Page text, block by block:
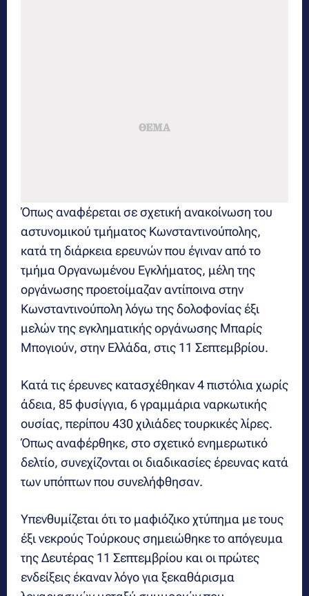
Όπως αναφέρεται σε σχετική ανακοίνωση του
αστυνομικού τμήματος Κωνσταντινούπολης,
κατά τη διάρκεια ερευνών που έγιναν από το
τμήμα Οργανωμένου Εγκλήματος, μέλη της
οργάνωσης προετοίμαζαν αντίποινα στην
Κωνσταντινούπολη λόγω της δολοφονίας έξι
μελών της εγκληματικής οργάνωσης Μπαρίς
Μπογιούν, στην Ελλάδα, στις 11 Σεπτεμβρίου.
Κατά τις έρευνες κατασχέθηκαν 4 πιστόλια χωρίς
άδεια, 85 φυσίγγια, 6 γραμμάρια ναρκωτικής
ουσίας, περίπου 430 χιλιάδες τουρκικές λίρες.
Όπως αναφέρθηκε, στο σχετικό ενημερωτικό
δελτίο, συνεχίζονται οι διαδικασίες έρευνας κατά
των υπόπτων που συνελήφθησαν.
Υπενθυμίζεται ότι το μαφιόζικο χτύπημα με τους
έξι νεκρούς Τούρκους σημειώθηκε το απόγευμα
της Δευτέρας 11 Σεπτεμβρίου και οι πρώτες
ενδείξεις έκαναν λόγο για ξεκαθάρισμα